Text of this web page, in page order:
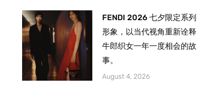
FENDI 2026 七夕限定系列
形象，以当代视角重新诠释
牛郎织女一年一度相会的故
事。
August 4, 2026